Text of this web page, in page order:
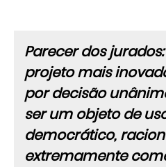
Parecer dos
projeto mais
por decisão
ser um objeto de
democrático,
extremamente